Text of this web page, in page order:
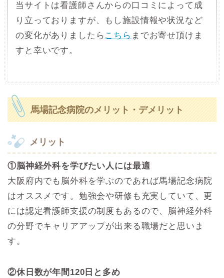
当サイトは看護師さんからの口コミによって成
り立っておりますが、もし施設情報や状況など
の変化がありましたら こちら までお寄せ頂けま
すと幸いです。
馬場記念病院のメリット・デメリット
メリット
①脳神経外科を学びたい人には最適
大阪府内でも脳外科を学ぶのであれば馬場記念病院
はオススメです。勉強会や研修も充実していて、更
には認定看護師支援の制度もあるので、脳神経外科
の分野でキャリアアップが出来る職場だと思いま
す。
②休日数が年間120日と多め